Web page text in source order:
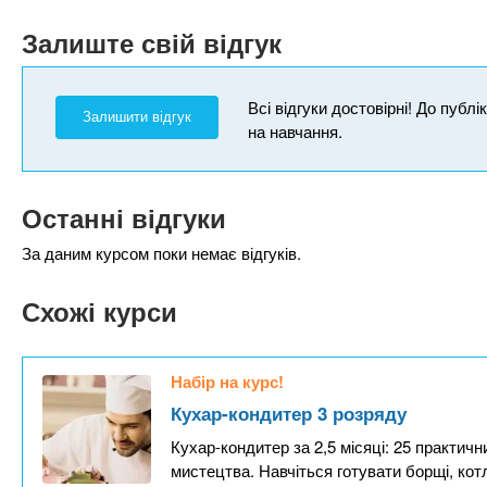
Залиште свій відгук
Залишити відгук
Всі відгуки достовірні! До
на навчання.
Останні відгуки
За даним курсом поки немає відгуків.
Схожі курси
Набір на курс!
Кухар-кондитер 3 розряду
Кухар-кондитер за 2,5 місяці: 25
мистецтва. Навчіться готувати борщі,